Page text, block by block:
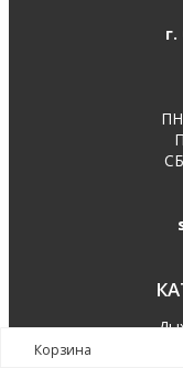
Компрессоры, зап.
Корзина